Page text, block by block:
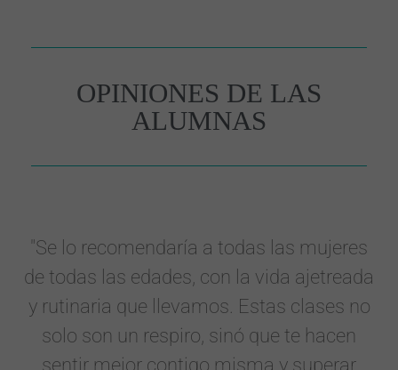
OPINIONES DE LAS
ALUMNAS
"Se lo recomendaría a todas las mujeres
de todas las edades, con la vida ajetreada
y rutinaria que llevamos. Estas clases no
solo son un respiro, sinó que te hacen
sentir mejor contigo misma y superar